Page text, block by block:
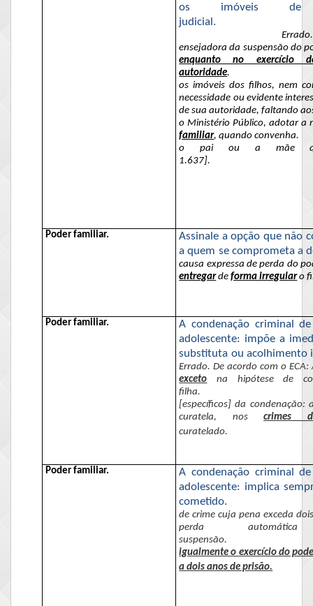
os imóveis de
judicial.
ensejadora da suspensão do
enquanto no exercício
autoridade.
os imóveis dos filhos, nem
necessidade ou evidente
de sua autoridade, faltando
o Ministério Público, adotara
familiar, quando convenha.
o pai ou a mãe
1.637].
Poder familiar.
Assinale a opção que não
a quem se comprometa a
causa expressa de perda do
entregardeforma irregularo
Poder familiar.
A condenação criminal
adolescente: impõe a
substituta ou acolhimento
Errado. De acordo com o ECA:
exceto na hipótese de
filha.
[específicos] da condenação:
curatela, noscrimes
curatelado.
Poder familiar.
A condenação criminal
adolescente: implica
cometido.
de crime cuja pena exceda
perda
suspensão.
igualmente o exercício do
a dois anos de prisão.